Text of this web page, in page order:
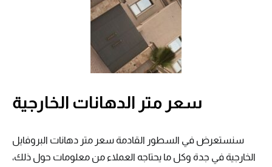
سعر متر الدهانات الخارجية
سنستعرض في السطور القادمة سعر متر دهانات البروفايل
الخارجية في جدة وكل ما يحتاجه العملاء من معلومات حول ذلك،